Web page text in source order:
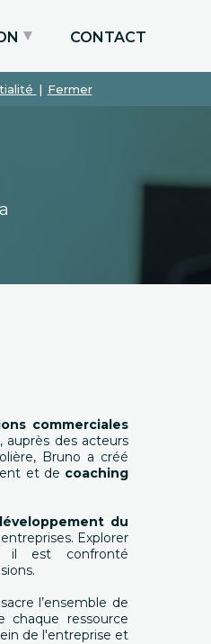
| Fermer
via le CPF
CONTACT
commerciales
auprès des acteurs
Bruno a créé
et de coaching
du
Explorer
il est confronté
l’ensemble de
chaque ressource
de l'entreprise et